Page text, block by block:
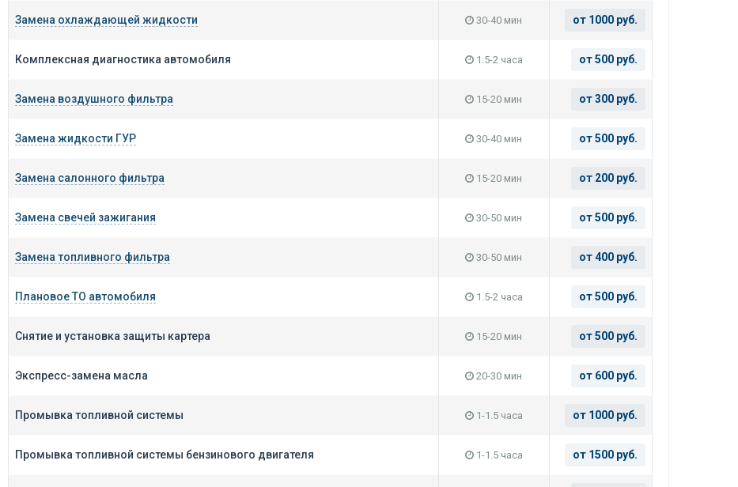
Замена охлаждающей жидкости 30-40 мин от 1000 руб.
Комплексная диагностика автомобиля 1.5-2 часа от 500 руб.
Замена воздушного фильтра 15-20 мин от 300 руб.
Замена жидкости ГУР 30-40 мин от 500 руб.
Замена салонного фильтра 15-20 мин от 200 руб.
Замена свечей зажигания 30-50 мин от 500 руб.
Замена топливного фильтра 30-50 мин от 400 руб.
Плановое ТО автомобиля 1.5-2 часа от 500 руб.
Снятие и установка защиты картера 15-20 мин от 500 руб.
Экспресс-замена масла 20-30 мин от 600 руб.
Промывка топливной системы 1-1.5 часа от 1000 руб.
Промывка топливной системы бензинового двигателя 1-1.5 часа от 1500 руб.